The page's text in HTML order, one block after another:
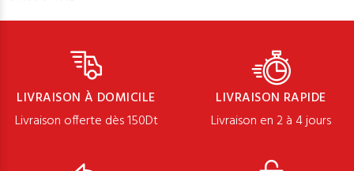
LIVRAISON À DOMICILE
Livraison offerte dès 150Dt
LIVRAISON RAPIDE
Livraison en 2 à 4 jours